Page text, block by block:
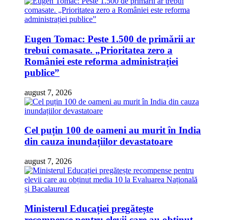
Eugen Tomac: Peste 1.500 de primării ar
trebui comasate. „Prioritatea zero a
României este reforma administrației
publice”
august 7, 2026
Cel puțin 100 de oameni au murit în India
din cauza inundațiilor devastatoare
august 7, 2026
Ministerul Educației pregătește